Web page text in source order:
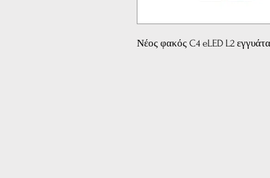
Νέος φακός C4 eLED L2